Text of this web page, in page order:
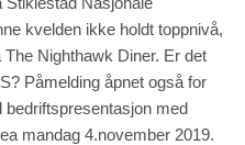
kvelden ikke holdt toppnivå,
Nighthawk Diner. Er det
Påmelding åpnet også for
bedriftspresentasjon med
mandag 4.november 2019.